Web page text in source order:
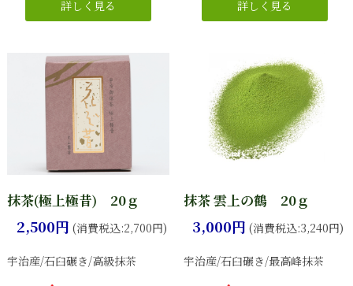
抹茶(極上極昔) 20ｇ
2,500円 (消費税込:2,700円)
宇治産/石臼碾き/高級抹茶
抹茶 雲上の鶴 20ｇ
3,000円 (消費税込:3,240円)
宇治産/石臼碾き/最高峰抹茶